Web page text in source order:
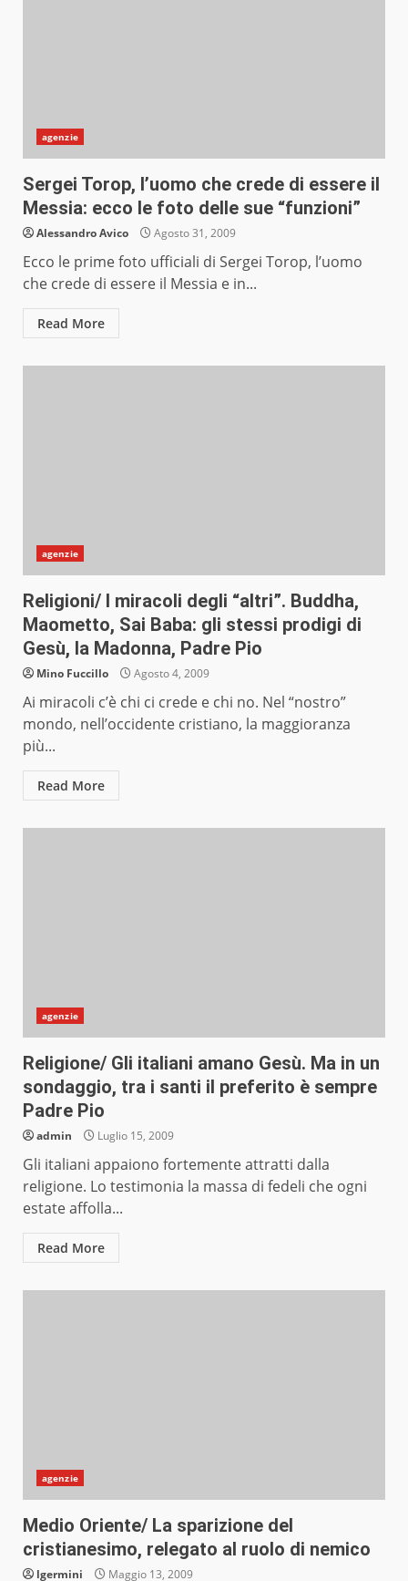
agenzie
Sergei Torop, l’uomo che crede di essere il
Messia: ecco le foto delle sue “funzioni”
Alessandro Avico Agosto 31, 2009
Ecco le prime foto ufficiali di Sergei Torop, l’uomo
che crede di essere il Messia e in...
Read More
agenzie
Religioni/ I miracoli degli “altri”. Buddha,
Maometto, Sai Baba: gli stessi prodigi di
Gesù, la Madonna, Padre Pio
Mino Fuccillo Agosto 4, 2009
Ai miracoli c’è chi ci crede e chi no. Nel “nostro”
mondo, nell’occidente cristiano, la maggioranza
più...
Read More
agenzie
Religione/ Gli italiani amano Gesù. Ma in un
sondaggio, tra i santi il preferito è sempre
Padre Pio
admin Luglio 15, 2009
Gli italiani appaiono fortemente attratti dalla
religione. Lo testimonia la massa di fedeli che ogni
estate affolla...
Read More
agenzie
Medio Oriente/ La sparizione del
cristianesimo, relegato al ruolo di nemico
lgermini Maggio 13, 2009